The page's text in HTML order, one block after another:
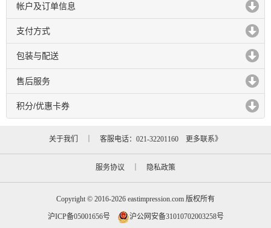
帐户及订单信息
click to expand contents
支付方式
click to expand contents
包装与配送
click to expand contents
售后服务
click to expand contents
积分/优惠卡券
click to expand contents
关于我们 ｜ 客服电话：021-32201160 更多联系》
服务协议 隐私政策
Copyright © 2016-2026 eastimpression.com 版权所有
沪ICP备05001656号 沪公网安备31010702003258号